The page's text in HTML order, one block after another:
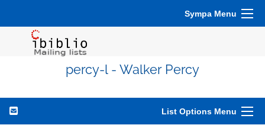
Sympa Menu
percy-l - Walker Percy
List Options Menu